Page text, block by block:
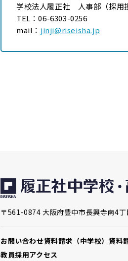
学校法人履正社 人事部（採用
TEL：06-6303-0256
mail： jinji@riseisha.jp
〒561-0874 大阪府豊中市長興寺南4丁
お問い合わせ資料請求（中学校）資料
教員採用アクセス